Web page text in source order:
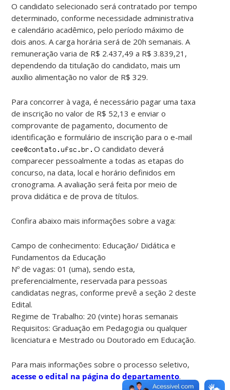
O candidato selecionado será contratado por tempo
determinado, conforme necessidade administrativa
e calendário acadêmico, pelo período máximo de
dois anos. A carga horária será de 20h semanais. A
remuneração varia de R$ 2.437,49 a R$ 3.839,21,
dependendo da titulação do candidato, mais um
auxílio alimentação no valor de R$ 329.
Para concorrer à vaga, é necessário pagar uma taxa
de inscrição no valor de R$ 52,13 e enviar o
comprovante de pagamento, documento de
identificação e formulário de inscrição para o e-mail
O candidato deverá
comparecer pessoalmente a todas as etapas do
concurso, na data, local e horário definidos em
cronograma. A avaliação será feita por meio de
prova didática e de prova de títulos.
Confira abaixo mais informações sobre a vaga:
Campo de conhecimento: Educação/ Didática e
Fundamentos da Educação
Nº de vagas: 01 (uma), sendo esta,
preferencialmente, reservada para pessoas
candidatas negras, conforme prevê a seção 2 deste
Edital.
Regime de Trabalho: 20 (vinte) horas semanais
Requisitos: Graduação em Pedagogia ou qualquer
licenciatura e Mestrado ou Doutorado em Educação.
Para mais informações sobre o processo seletivo,
acesse o edital na página do departamento.